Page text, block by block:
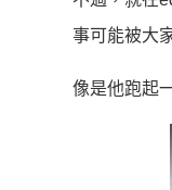
事可能被大
像是他跑起